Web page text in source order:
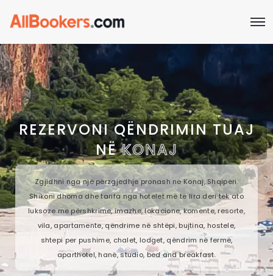
REZERVONI QËNDRIMIN TUAJ
NËKONAJ
Zgjidhni nga një përzgjedhje pronash në Konaj, Shqipëri.
Shikoni dhoma dhe tarifa nga hotelet më të lira deri tek ato
luksoze me përshkrime, imazhe, lokacione, komente, resorte,
vila, apartamente, qëndrime në shtëpi, bujtina, hostele,
shtepi per pushime, chalet, lodget, qëndrim në fermë,
aparthotel, hanë, studio, bed and breakfast.